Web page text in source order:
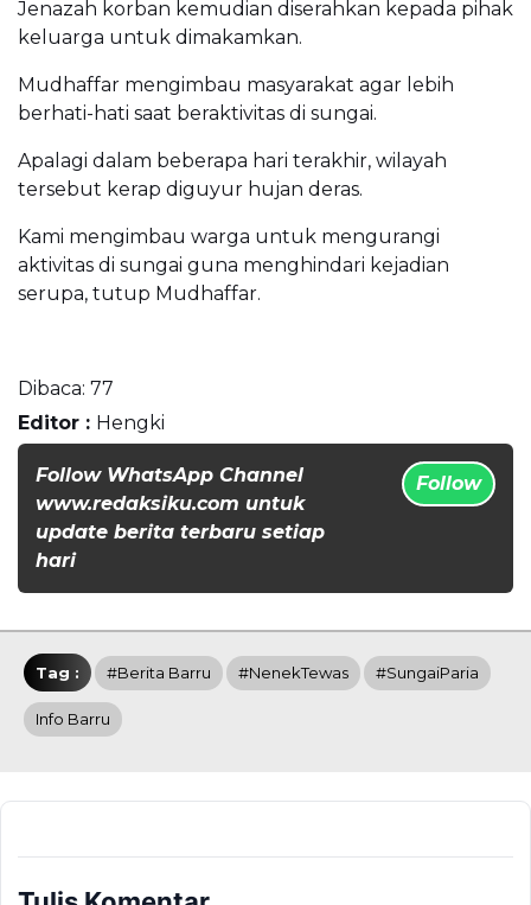
Jenazah korban kemudian diserahkan kepada pihak
keluarga untuk dimakamkan.
Mudhaffar mengimbau masyarakat agar lebih
berhati-hati saat beraktivitas di sungai.
Apalagi dalam beberapa hari terakhir, wilayah
tersebut kerap diguyur hujan deras.
Kami mengimbau warga untuk mengurangi
aktivitas di sungai guna menghindari kejadian
serupa, tutup Mudhaffar.
Dibaca: 77
Editor : Hengki
Follow WhatsApp Channel
www.redaksiku.com untuk
update berita terbaru setiap
hari
Follow
Tag : #Berita Barru #NenekTewas #SungaiParia
Info Barru